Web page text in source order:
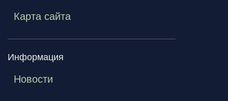
Карта сайта
Информация
Новости